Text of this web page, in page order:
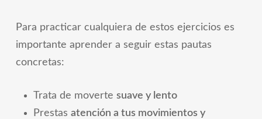
Para practicar cualquiera de estos ejercicios es
importante aprender a seguir estas pautas
concretas:
Trata de moverte suave y lento
Prestas atención a tus movimientos y